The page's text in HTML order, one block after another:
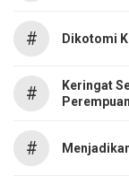
# Dikotomi
#
Keringat
#